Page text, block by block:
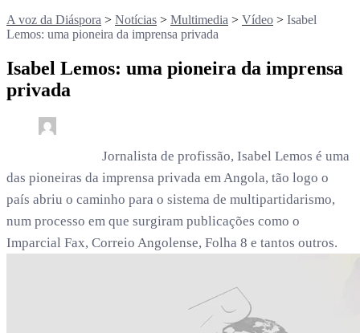
A voz da Diáspora > Notícias > Multimedia > Vídeo > Isabel
Lemos: uma pioneira da imprensa privada
Isabel Lemos: uma pioneira da imprensa
privada
Jornalista de profissão, Isabel Lemos é uma
das pioneiras da imprensa privada em Angola, tão logo o
país abriu o caminho para o sistema de multipartidarismo,
num processo em que surgiram publicações como o
Imparcial Fax, Correio Angolense, Folha 8 e tantos outros.